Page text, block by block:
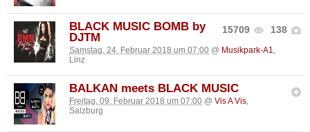
15709 138
BLACK MUSIC BOMB by
DJTM
Samstag, 24. Februar 2018 um 07:00 @ Musikpark-A1,
Linz
BALKAN meets BLACK MUSIC
Freitag, 09. Februar 2018 um 07:00 @ Vis A Vis,
Salzburg